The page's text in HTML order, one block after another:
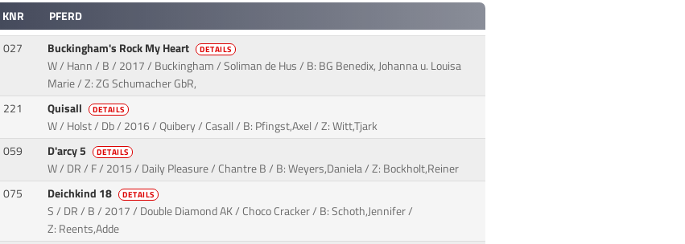
KNR
PFERD
027 Buckingham's Rock My Heart DETAILS
W / Hann / B / 2017 / Buckingham / Soliman de Hus / B: BG Benedix, Johanna u. Louisa
Marie / Z: ZG Schumacher GbR,
221 Quisall DETAILS
W / Holst / Db / 2016 / Quibery / Casall / B: Pfingst,Axel / Z: Witt,Tjark
059 D'arcy 5 DETAILS
W / DR / F / 2015 / Daily Pleasure / Chantre B / B: Weyers,Daniela / Z: Bockholt,Reiner
075 Deichkind 18 DETAILS
S / DR / B / 2017 / Double Diamond AK / Choco Cracker / B: Schoth,Jennifer /
Z: Reents,Adde